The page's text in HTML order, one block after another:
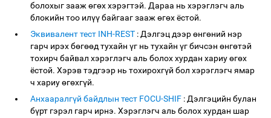
болохыг зааж өгөх хэрэгтэй. Дараа нь хэрэглэгч аль
блокийн тоо илүү байгааг зааж өгөх ёстой.
Эквивалент тест INH-REST : Дэлгэц дээр өнгөний нэр
гарч ирэх бөгөөд тухайн үг нь тухайн үг бичсэн өнгөтэй
тохирч байвал хэрэглэгч аль болох хурдан хариу өгөх
ёстой. Хэрэв тэдгээр нь тохирохгүй бол хэрэглэгч ямар
ч хариу өгөхгүй.
Анхааралгүй байдлын тест FOCU-SHIF : Дэлгэцийн булан
бүрт гэрэл гарч ирнэ. Хэрэглэгч аль болох хурдан шар